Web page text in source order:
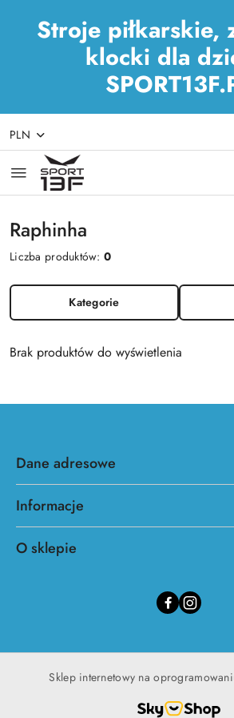
Stroje piłkarskie,
klocki dla
Przejdź do treści głównej
Przejdź do wyszukiwarki
Przejdź do moje konto
Przejdź do menu głównego
Przejdź do stopki
PLN
Raphinha
Liczba produktów:0
Kategorie
Brak produktów do wyświetlenia
Dane adresowe
Informacje
O sklepie
Sklep internetowy na